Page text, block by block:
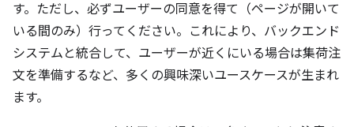
す。ただし、必ずユーザーの同意を得て（ページが開いて
いる間のみ）行ってください。これにより、バックエンド
システムと統合して、ユーザーが近くにいる場合は集荷注
文を準備するなど、多くの興味深いユースケースが生まれ
ます。